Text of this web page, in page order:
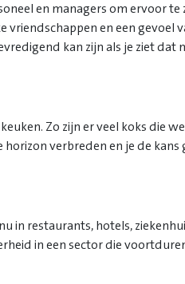
en managers om ervoor te
vriendschappen en een gevoel
kan zijn als je ziet dat
Zo zijn er veel koks die
verbreden en je de kans
in restaurants, hotels,
in een sector die